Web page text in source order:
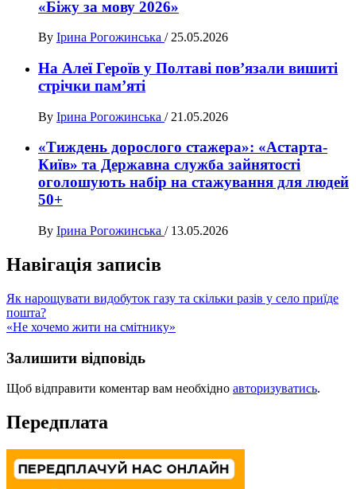
«Біжу за мову 2026»
By Ірина Рогожинська / 25.05.2026
На Алеї Героїв у Полтаві пов’язали вишиті
стрічки пам’яті
By Ірина Рогожинська / 21.05.2026
«Тиждень дорослого стажера»: «Астарта-
Київ» та Державна служба зайнятості
оголошують набір на стажування для людей
50+
By Ірина Рогожинська / 13.05.2026
Навігація записів
Як нарощувати видобуток газу та скільки разів у село приїде
пошта?
«Не хочемо жити на смітнику»
Залишити відповідь
Щоб відправити коментар вам необхідно авторизуватись.
Передплата